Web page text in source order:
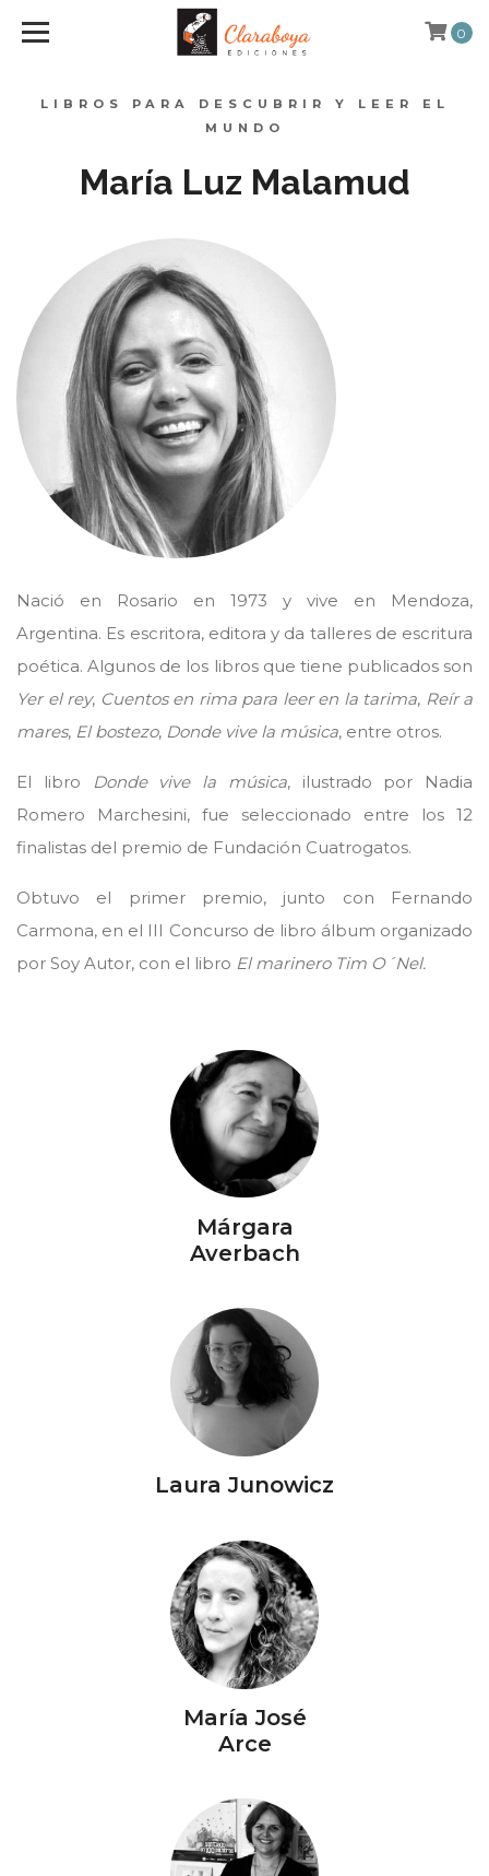
LIBROS PARA DESCUBRIR Y LEER EL
MUNDO
0
María Luz Malamud
Nació en Rosario en 1973 y vive en Mendoza,
Argentina. Es escritora, editora y da talleres de escritura
poética. Algunos de los libros que tiene publicados son
Yer el rey, Cuentos en rima para leer en la tarima, Reír a
mares, El bostezo, Donde vive la música, entre otros.
El libro Donde vive la música, ilustrado por Nadia
Romero Marchesini, fue seleccionado entre los 12
finalistas del premio de Fundación Cuatrogatos.
Obtuvo el primer premio, junto con Fernando
Carmona, en el III Concurso de libro álbum organizado
por Soy Autor, con el libro El marinero Tim O´Nel.
Márgara
Averbach
Laura Junowicz
María José
Arce